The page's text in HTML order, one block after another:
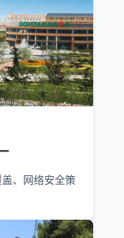
、网络安全策